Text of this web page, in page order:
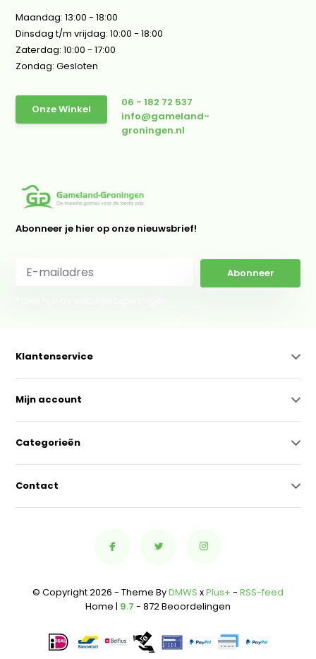
Maandag: 13:00 - 18:00
Dinsdag t/m vrijdag: 10:00 - 18:00
Zaterdag: 10:00 - 17:00
Zondag: Gesloten
Onze Winkel
06 - 182 72 537
info@gameland-
groningen.nl
Abonneer je hier op onze nieuwsbrief!
Abonneer
Klantenservice
Mijn account
Categorieën
Contact
© Copyright 2026 - Theme ByDMWS xPlus+ - RSS-feed
Home | 9.7 - 872 Beoordelingen